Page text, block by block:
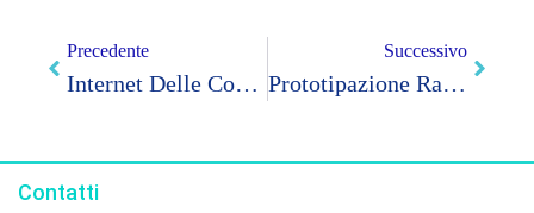
Precedente
Internet Delle Cose E Delle Macchine Corso Online Formazione 4.0
Successivo
Prototipazione Rapida Corso Formazione 4.0
Contatti